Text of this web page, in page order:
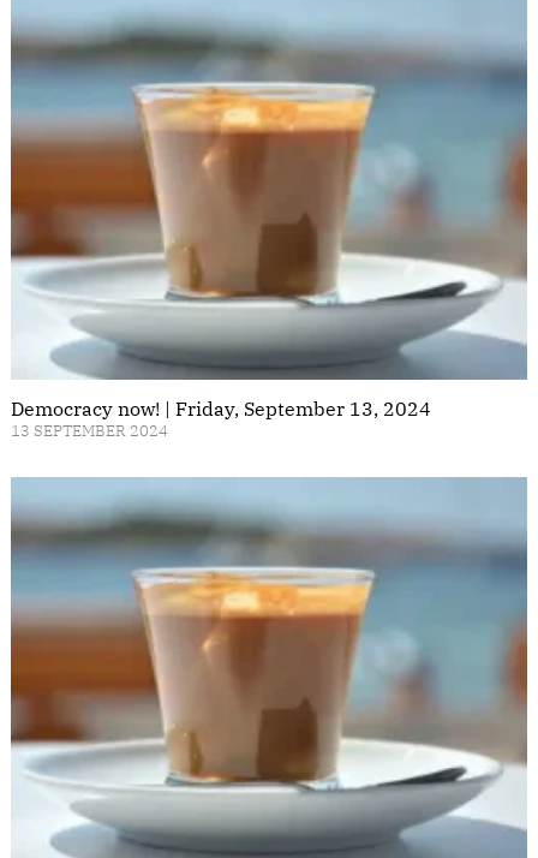
Democracy now! | Friday, September 13, 2024
13 SEPTEMBER 2024